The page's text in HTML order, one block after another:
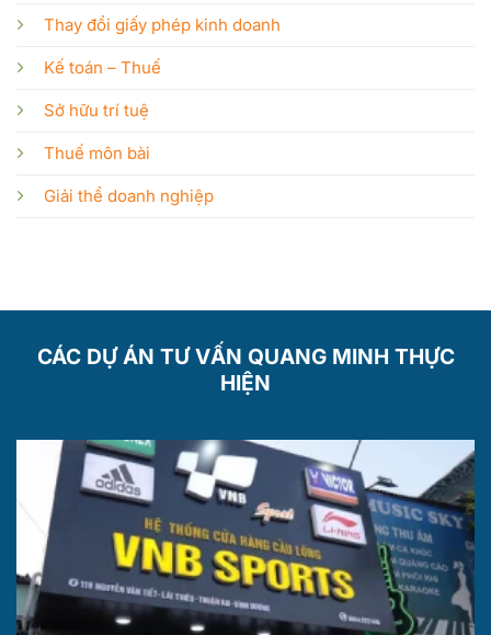
Thay đổi giấy phép kinh doanh
Kế toán – Thuế
Sở hữu trí tuệ
Thuế môn bài
Giải thể doanh nghiệp
CÁC DỰ ÁN TƯ VẤN QUANG MINH THỰC
HIỆN